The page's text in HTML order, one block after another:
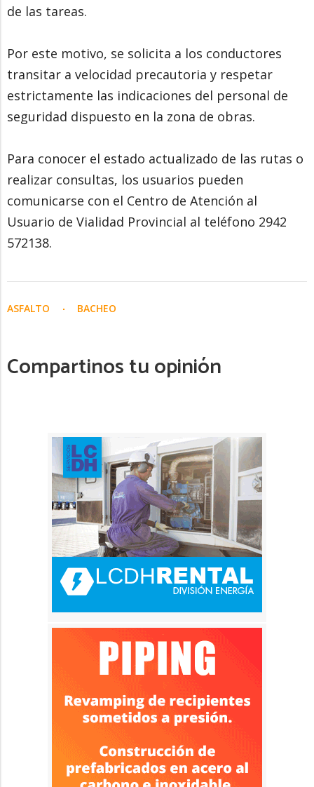
de las tareas.
Por este motivo, se solicita a los conductores
transitar a velocidad precautoria y respetar
estrictamente las indicaciones del personal de
seguridad dispuesto en la zona de obras.
Para conocer el estado actualizado de las rutas o
realizar consultas, los usuarios pueden
comunicarse con el Centro de Atención al
Usuario de Vialidad Provincial al teléfono 2942
572138.
ASFALTO BACHEO
Compartinos tu opinión